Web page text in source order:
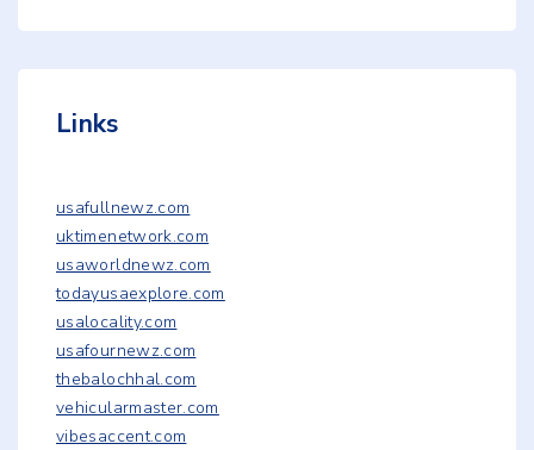
Links
usafullnewz.com
uktimenetwork.com
usaworldnewz.com
todayusaexplore.com
usalocality.com
usafournewz.com
thebalochhal.com
vehicularmaster.com
vibesaccent.com